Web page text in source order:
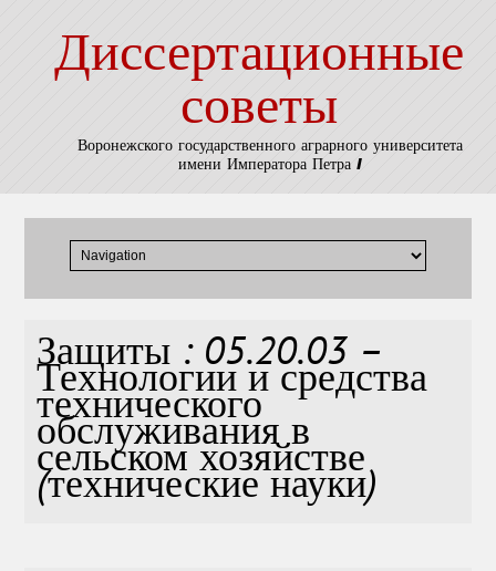
Диссертационные
советы
Воронежского государственного аграрного университета
имени Императора Петра I
Защиты : 05.20.03 –
Технологии и средства
технического
обслуживания в
сельском хозяйстве
(технические науки)